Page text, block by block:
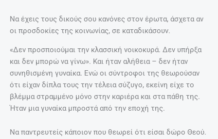
Να έχεις τους δικούς σου κανόνες στον έρωτα, άσχετα αν
οι προσδοκίες της κοινωνίας, σε καταδικάσουν.
«Δεν προσποιούμαι την κλασσική νοικοκυρά. Δεν υπήρξα
και δεν μπορώ να γίνω». Και ήταν αλήθεια – δεν ήταν
συνηθισμένη γυναίκα. Ενώ οι σύντροφοι της θεωρούσαν
ότι είχαν δίπλα τους την τέλεια σύζυγο, εκείνη είχε το
βλέμμα στραμμένο μόνο στην καριέρα και στα πάθη της.
Ήταν μια γυναίκα μπροστά από την εποχή της.
Να παντρευτείς κάποιον που θεωρεί ότι είσαι δώρο Θεού.